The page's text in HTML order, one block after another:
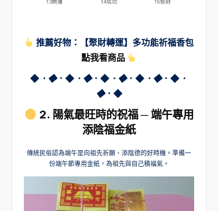
推薦好物：【聚財轉運】多功能祈福香包
點我看商品
◆．◆．◆．◆．◆．◆．◆．◆．◆．
◆．◆
2. 陽氣最旺時的祝福 ─ 端午專用
添陰福金紙
傳統民俗認為端午是向祖先祈願、添陰德的好時機。準備一
份端午節專用金紙，為祖先與自己積福氣。